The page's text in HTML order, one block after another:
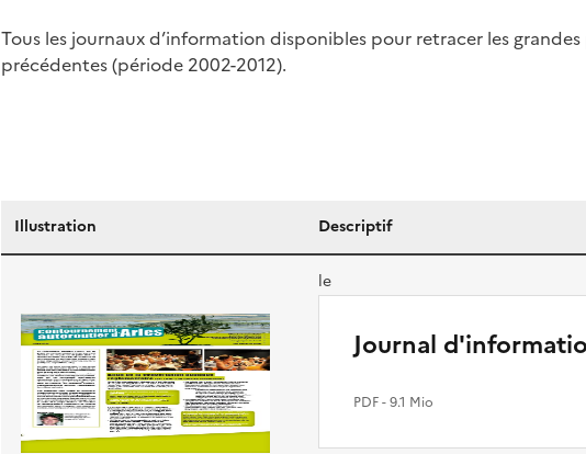
Tous les journaux d’information disponibles pour retracer les
précédentes (période 2002-2012).
Illustration Descriptif
le
Journal
PDF- 9.1 Mio